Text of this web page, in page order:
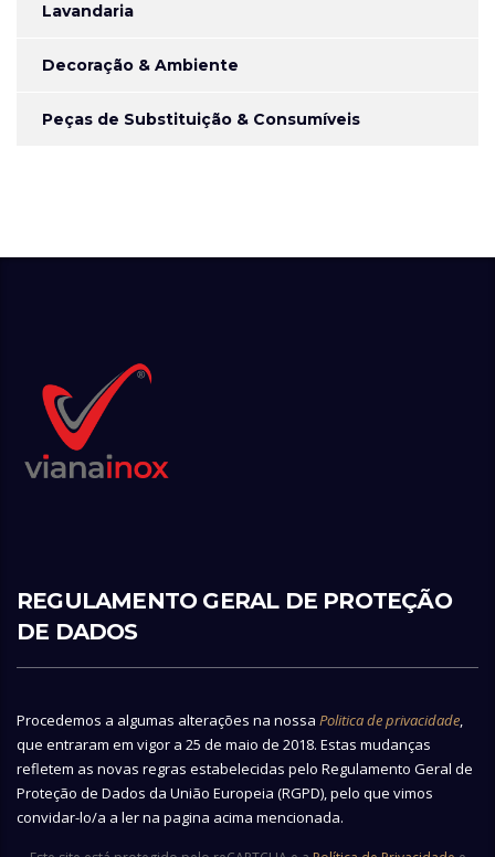
Lavandaria
Decoração & Ambiente
Peças de Substituição & Consumíveis
REGULAMENTO GERAL DE PROTEÇÃO
DE DADOS
Procedemos a algumas alterações na nossa Politica de privacidade,
que entraram em vigor a 25 de maio de 2018. Estas mudanças
refletem as novas regras estabelecidas pelo Regulamento Geral de
Proteção de Dados da União Europeia (RGPD), pelo que vimos
convidar-lo/a a ler na pagina acima mencionada.